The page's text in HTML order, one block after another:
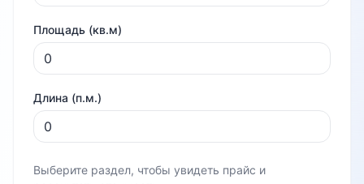
Площадь (кв.м)
Длина (п.м.)
Выберите раздел, чтобы увидеть прайс и